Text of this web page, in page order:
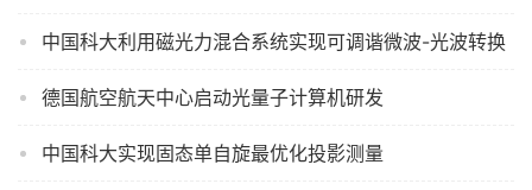
中国科大利用磁光力混合系统实现可调谐微波-光波转换
德国航空航天中心启动光量子计算机研发
中国科大实现固态单自旋最优化投影测量